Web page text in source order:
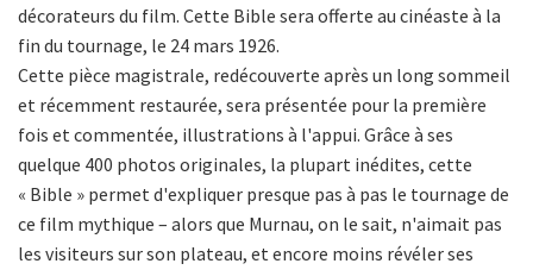
décorateurs du film. Cette Bible sera offerte au cinéaste à la
fin du tournage, le 24 mars 1926.
Cette pièce magistrale, redécouverte après un long sommeil
et récemment restaurée, sera présentée pour la première
fois et commentée, illustrations à l'appui. Grâce à ses
quelque 400 photos originales, la plupart inédites, cette
« Bible » permet d'expliquer presque pas à pas le tournage de
ce film mythique – alors que Murnau, on le sait, n'aimait pas
les visiteurs sur son plateau, et encore moins révéler ses